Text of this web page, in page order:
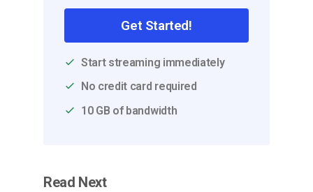
Get Started!
Start streaming immediately
No credit card required
10 GB of bandwidth
Read Next